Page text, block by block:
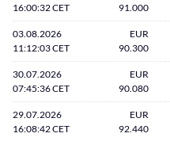
16:00:32 CET
91.000
03.08.2026
11:12:03 CET
EUR
90.300
30.07.2026
07:45:36 CET
EUR
90.080
29.07.2026
16:08:42 CET
EUR
92.440